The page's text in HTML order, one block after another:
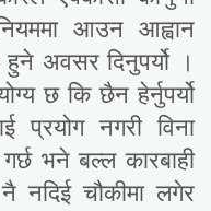
आउन आह्वान
हुने अवसर दिनुपर्यो ।
छ कि छैन हेर्नुपर्यो
प्रयोग नगरी विना
भने बल्ल कारबाही
नै नदिई चौकीमा लगेर